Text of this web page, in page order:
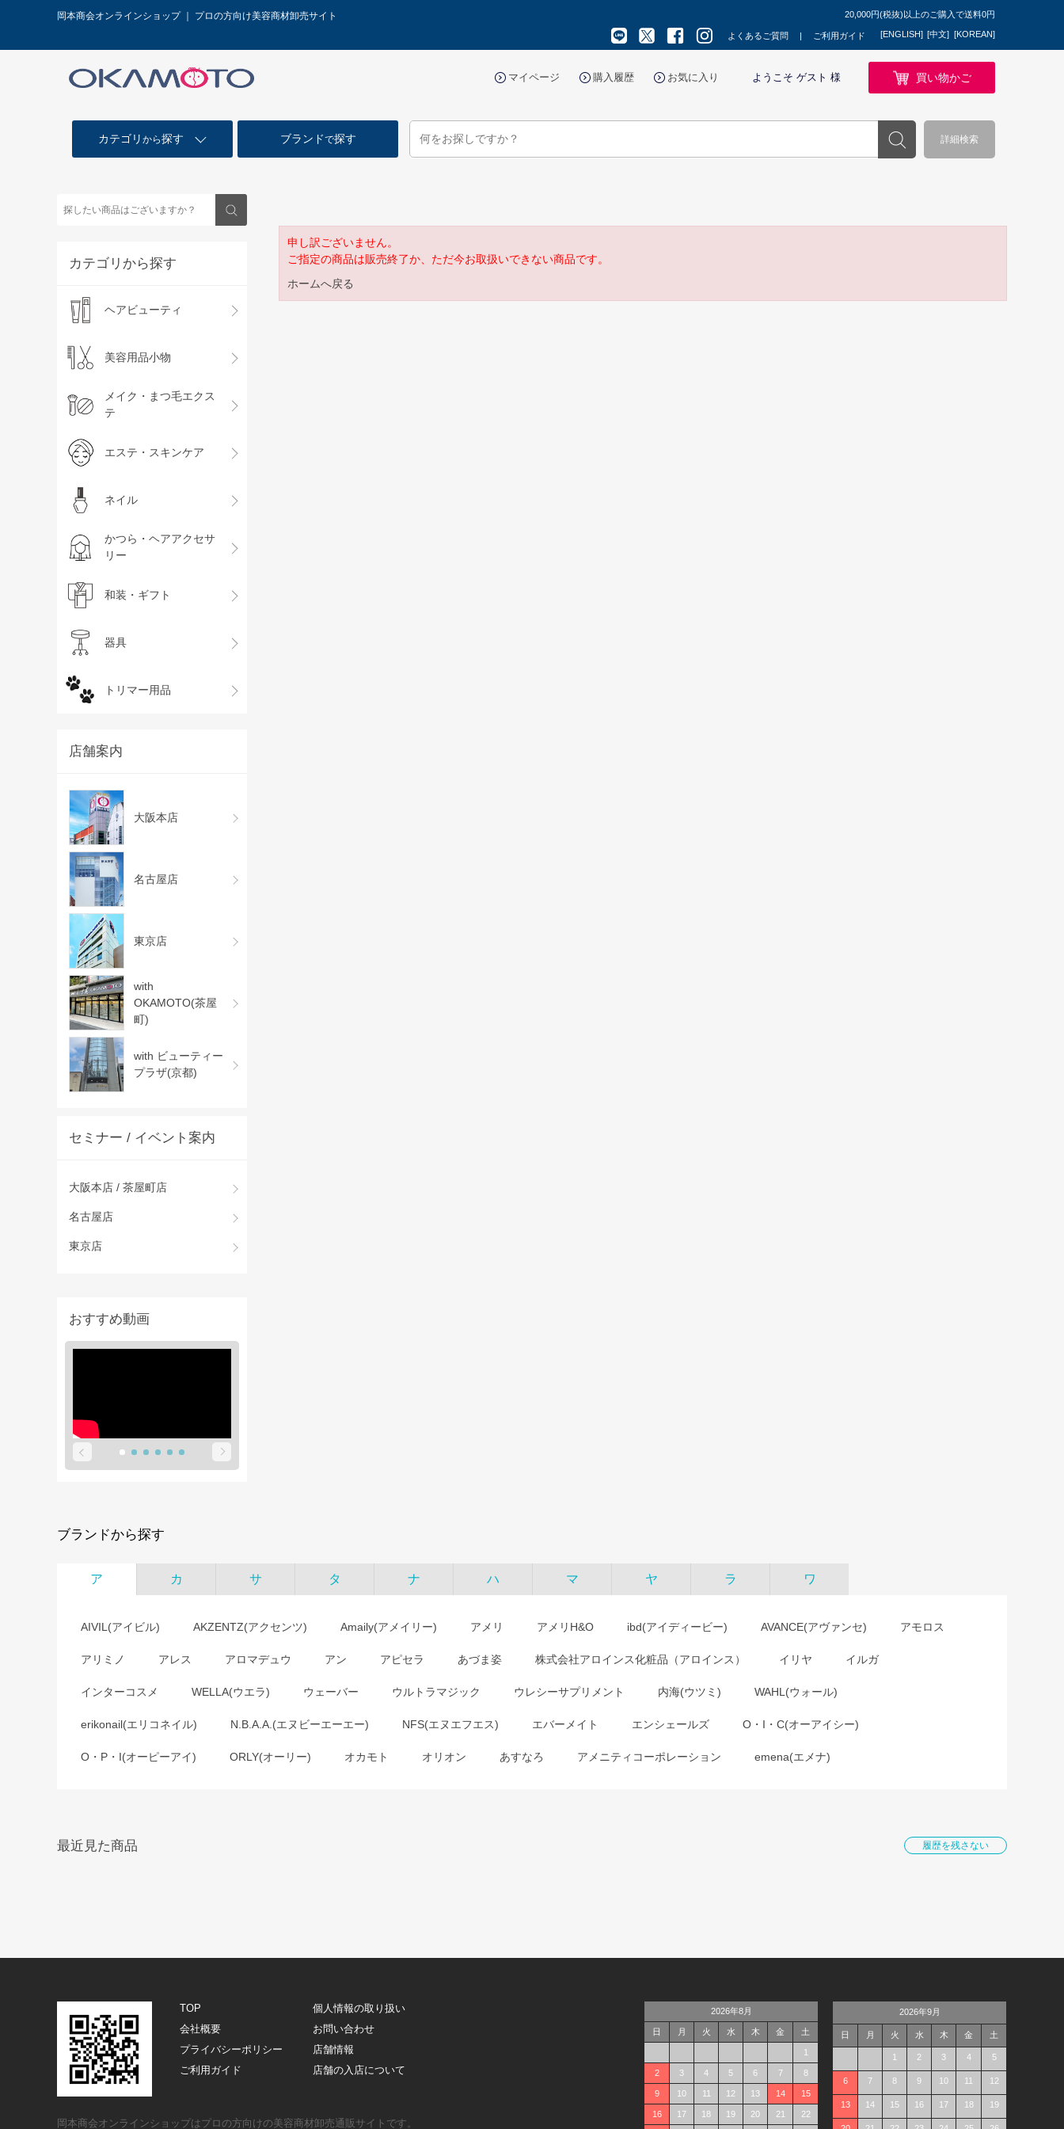
岡本商会オンラインショップ ｜ プロの方向け美容商材卸売サイト 20,000円(税抜)以上のご購入で送料0円
よくあるご質問 ご利用ガイド [ENGLISH] [中文] [KOREAN]
マイページ 購入履歴 お気に入り ようこそ ゲスト 様 買い物かご
カテゴリ から探す ブランドで探す 詳細検索
カテゴリから探す
ヘアビューティ
美容用品小物
メイク・まつ毛エクス
テ
エステ・スキンケア
ネイル
かつら・ヘアアクセサ
リー
和装・ギフト
器具
トリマー用品
店舗案内
大阪本店
名古屋店
東京店
with
OKAMOTO(茶屋
町)
with ビューティー
プラザ(京都)
セミナー / イベント案内
大阪本店 / 茶屋町店
名古屋店
東京店
おすすめ動画
申し訳ございません。
ご指定の商品は販売終了か、ただ今お取扱いできない商品です。
ホームへ戻る
ブランドから探す
ア カ サ タ ナ ハ マ ヤ ラ ワ
AIVIL(アイビル) AKZENTZ(アクセンツ) Amaily(アメイリー) アメリ アメリH&O ibd(アイディービー) AVANCE(アヴァンセ) アモロス
アリミノ アレス アロマデュウ アン アピセラ あづま姿 株式会社アロインス化粧品（アロインス） イリヤ イルガ
インターコスメ WELLA(ウエラ) ウェーバー ウルトラマジック ウレシーサプリメント 内海(ウツミ) WAHL(ウォール)
erikonail(エリコネイル) N.B.A.A.(エヌビーエーエー) NFS(エヌエフエス) エバーメイト エンシェールズ O・I・C(オーアイシー)
O・P・I(オーピーアイ) ORLY(オーリー) オカモト オリオン あすなろ アメニティコーポレーション emena(エメナ)
最近見た商品 履歴を残さない
TOP
個人情報の取り扱い
会社概要
お問い合わせ
プライバシーポリシー
店舗情報
ご利用ガイド
店舗の入店について
岡本商会オンラインショップはプロの方向けの美容商材卸売通販サイトです。
2026年8月
日 月 火 水 木 金 土
1
2 3 4 5 6 7 8
9 10 11 12 13 14 15
16 17 18 19 20 21 22
2026年9月
日 月 火 水 木 金 土
1 2 3 4 5
6 7 8 9 10 11 12
13 14 15 16 17 18 19